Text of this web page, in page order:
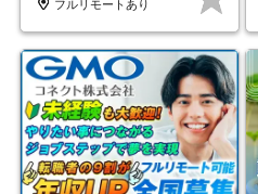
フルリモートあり